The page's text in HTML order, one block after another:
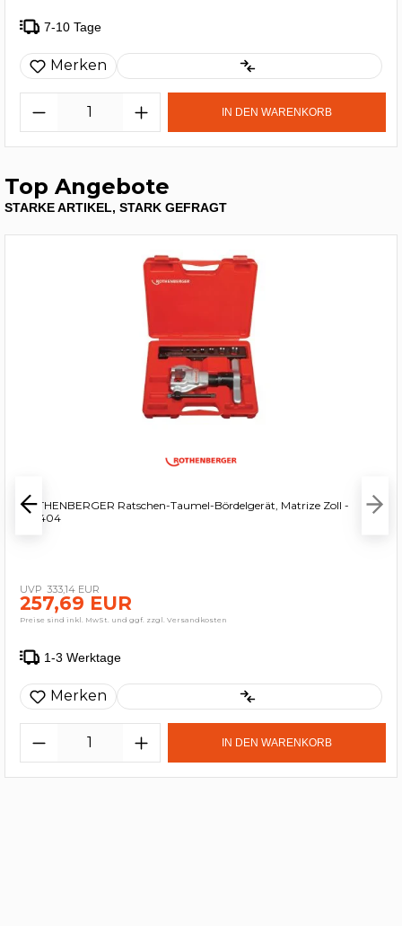
7-10 Tage
Merken
IN DEN WARENKORB
Top Angebote
STARKE ARTIKEL, STARK GEFRAGT
ROTHENBERGER Ratschen-Taumel-Bördelgerät, Matrize Zoll -
222404
333,14 EUR
257,69 EUR
Preise sind inkl. MwSt. und ggf. zzgl. Versandkosten
1-3 Werktage
Merken
IN DEN WARENKORB